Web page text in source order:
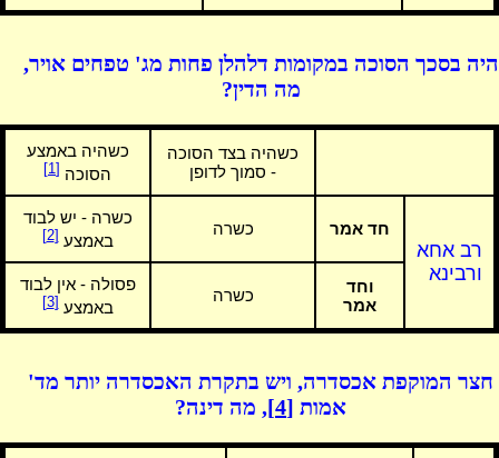
היה בסכך הסוכה במקומות דלהלן פחות מג' טפחים אויר,
מה הדין?
כשהיה בצד הסוכה
- סמוך לדופן
כשהיה באמצע
הסוכה [1]
רב אחא
ורבינא
חד אמר כשרה
כשרה - יש לבוד
באמצע[2]
וחד
אמר
כשרה
פסולה - אין לבוד
באמצע[3]
חצר המוקפת אכסדרה, ויש בתקרת האכסדרה יותר מד'
אמות [4] , מה דינה?